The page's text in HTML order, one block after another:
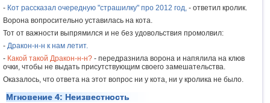
- Кот рассказал очередную "страшилку" про 2012 год, - ответил кролик.
Ворона вопросительно уставилась на кота.
Тот от важности выпрямился и не без удовольствия промолвил:
- Дракон-н-н к нам летит.
- Какой такой Дракон-н-н? - передразнила ворона и напялила на клюв
очки, чтобы не выдать присутствующим своего замешательства.
Оказалось, что ответа на этот вопрос ни у кота, ни у кролика не было.
Мгновение 4: Неизвестность